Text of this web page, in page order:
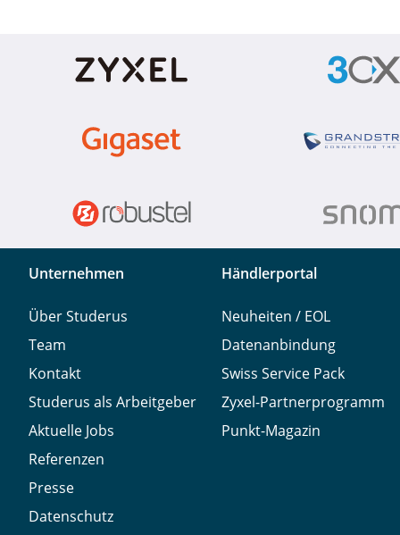
Unternehmen
Über Studerus
Team
Kontakt
Studerus als Arbeitgeber
Aktuelle Jobs
Referenzen
Presse
Datenschutz
Händlerportal
Neuheiten / EOL
Datenanbindung
Swiss Service Pack
Zyxel-Partnerprogramm
Punkt-Magazin